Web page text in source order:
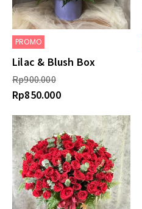
PROMO
Lilac & Blush Box
Rp900.000
Rp850.000